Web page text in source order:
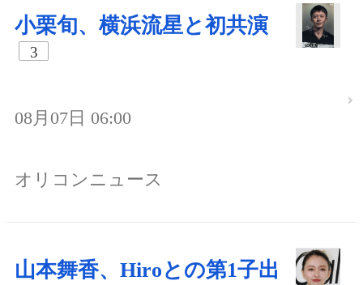
小栗旬、横浜流星と初共演
3
08月07日 06:00
オリコンニュース
山本舞香、Hiroとの第1子出